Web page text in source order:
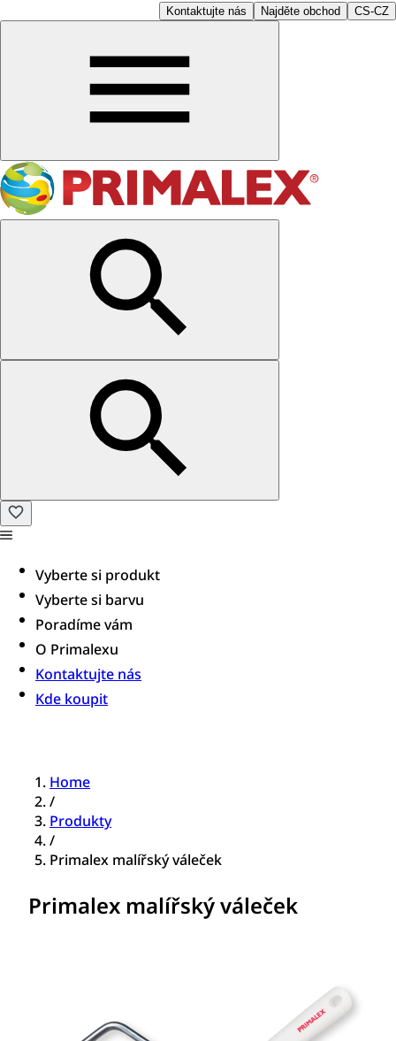
Kontaktujte nás Najděte obchod CS-CZ
Vyberte si produkt
Vyberte si barvu
Poradíme vám​
O Primalexu
Kontaktujte nás
Kde koupit
Home
/
Produkty
/
Primalex malířský váleček
Primalex malířský váleček